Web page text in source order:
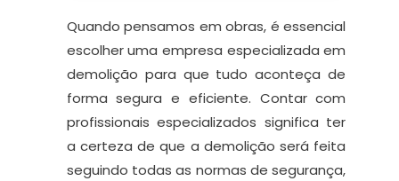
Quando pensamos em obras, é essencial
escolher uma empresa especializada em
demolição para que tudo aconteça de
forma segura e eficiente. Contar com
profissionais especializados significa ter
a certeza de que a demolição será feita
seguindo todas as normas de segurança,